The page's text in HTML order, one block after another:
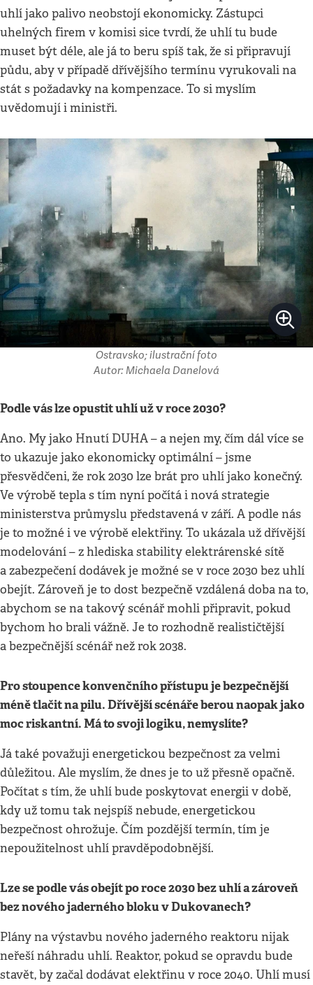
uhlí jako palivo neobstojí ekonomicky. Zástupci
uhelných firem v komisi sice tvrdí, že uhlí tu bude
muset být déle, ale já to beru spíš tak, že si připravují
půdu, aby v případě dřívějšího termínu vyrukovali na
stát s požadavky na kompenzace. To si myslím
uvědomují i ministři.
Ostravsko; ilustrační foto
Autor: Michaela Danelová
Podle vás lze opustit uhlí už v roce 2030?
Ano. My jako Hnutí DUHA – a nejen my, čím dál více se
to ukazuje jako ekonomicky optimální – jsme
přesvědčeni, že rok 2030 lze brát pro uhlí jako konečný.
Ve výrobě tepla s tím nyní počítá i nová strategie
ministerstva průmyslu představená v září. A podle nás
je to možné i ve výrobě elektřiny. To ukázala už dřívější
modelování – z hlediska stability elektrárenské sítě
a zabezpečení dodávek je možné se v roce 2030 bez uhlí
obejít. Zároveň je to dost bezpečně vzdálená doba na to,
abychom se na takový scénář mohli připravit, pokud
bychom ho brali vážně. Je to rozhodně realističtější
a bezpečnější scénář než rok 2038.
Pro stoupence konvenčního přístupu je bezpečnější
méně tlačit na pilu. Dřívější scénáře berou naopak jako
moc riskantní. Má to svoji logiku, nemyslíte?
Já také považuji energetickou bezpečnost za velmi
důležitou. Ale myslím, že dnes je to už přesně opačně.
Počítat s tím, že uhlí bude poskytovat energii v době,
kdy už tomu tak nejspíš nebude, energetickou
bezpečnost ohrožuje. Čím pozdější termín, tím je
nepoužitelnost uhlí pravděpodobnější.
Lze se podle vás obejít po roce 2030 bez uhlí a zároveň
bez nového jaderného bloku v Dukovanech?
Plány na výstavbu nového jaderného reaktoru nijak
neřeší náhradu uhlí. Reaktor, pokud se opravdu bude
stavět, by začal dodávat elektřinu v roce 2040. Uhlí musí